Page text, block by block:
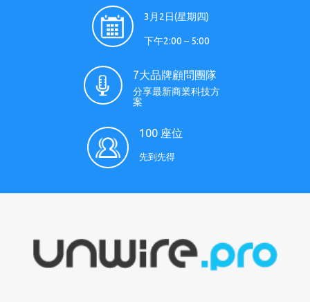
3月2日(星期四)
下午2:00 – 5:00
7大品牌顧問團隊
分享最新商業科技方
案
100 座位
先到先得